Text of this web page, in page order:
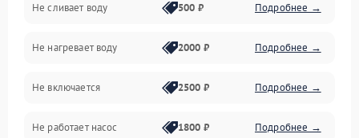
Электропитание
Датчики
Нагрев
Вода
Не сливает воду 500 ₽ Подробнее →
Не нагревает воду 2000 ₽ Подробнее →
Не включается 2500 ₽ Подробнее →
Не работает насос 1800 ₽ Подробнее →